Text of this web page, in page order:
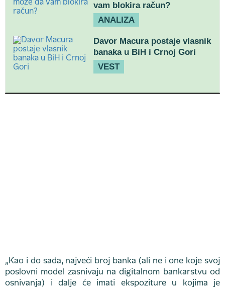
vam blokira račun?
ANALIZA
Davor Macura postaje vlasnik
banaka u BiH i Crnoj Gori
VEST
„Kao i do sada, najveći broj banka (ali ne i one koje svoj
poslovni model zasnivaju na digitalnom bankarstvu od
osnivanja) i dalje će imati ekspoziture u kojima je